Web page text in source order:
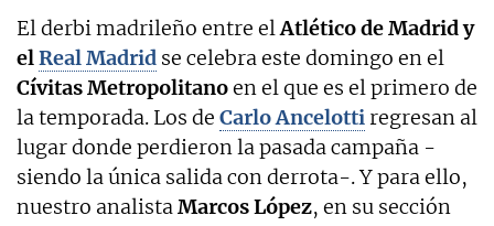
El derbi madrileño entre elAtlético de Madrid y
elReal Madrid se celebra este domingo en el
Cívitas Metropolitanoen el que es el primero de
la temporada. Los de Carlo Ancelottiregresan al
lugar donde perdieron la pasada campaña -
siendo la única salida con derrota-. Y para ello,
nuestro analistaMarcos López, en su sección